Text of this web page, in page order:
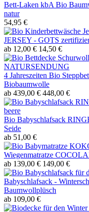
Bett-Laken kbA Bio
natur
54,95 €
JERSEY - GOTS
ab 12,00 € 14,50 €
4 Jahreszeiten Bio
Biobaumwolle
ab 439,00 € 448,00 €
Bio Babyschlafsack
Seide
ab 51,00 €
Wiegenmatratze
ab 139,00 € 149,00 €
Babyschlafsack -
Baumwollplüsch
ab 109,00 €